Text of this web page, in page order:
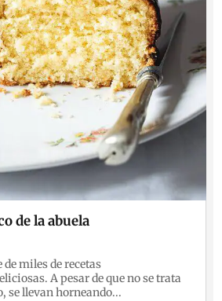
de la abuela
miles de recetas
A pesar de que no se trata
se llevan horneando...